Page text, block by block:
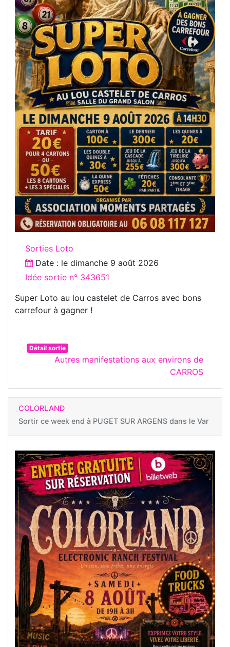
Sorties Loto
Date : le dimanche 9 août 2026
Idée sortie n° 343651
Super Loto au lou castelet de Carros avec bons
carrefour à gagner !
Détail sortie
Autres manifestations aux environs de
CARROS
COLORLAND
Sortir ce week end à PUGET SUR ARGENS dans le Var